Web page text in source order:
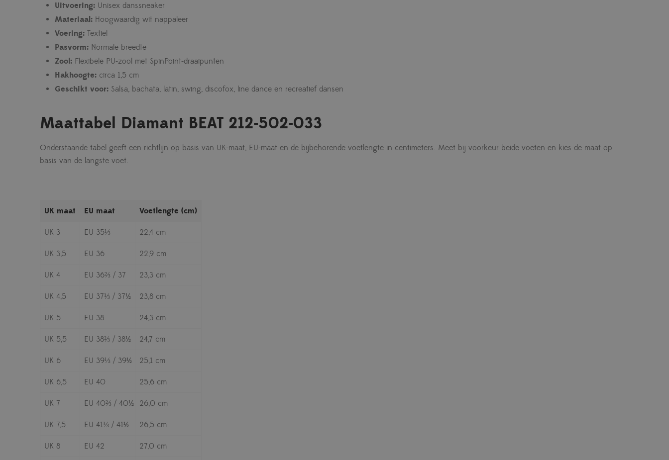
Uitvoering:Unisex danssneaker
Materiaal:Hoogwaardig wit nappaleer
Voering:Textiel
Pasvorm:Normale breedte
Zool:Flexibele PU-zool met SpinPoint-draaipunten
Hakhoogte:circa 1,5 cm
Geschikt voor:Salsa, bachata, latin, swing, discofox, line dance en recreatief dansen
Maattabel Diamant BEAT 212-502-033
Onderstaande tabel geeft een richtlijn op basis van UK-maat, EU-maat en de bijbehorende voetlengte in centimeters. Meet bij voorkeur beide voeten en kies de maat op
basis van de langste voet.
UK maat EU maat Voetlengte (cm)
UK 3 EU 35⅓ 22,4 cm
UK 3,5 EU 36 22,9 cm
UK 4 EU 36⅔ / 37 23,3 cm
UK 4,5 EU 37⅓ / 37½ 23,8 cm
UK 5 EU 38 24,3 cm
UK 5,5 EU 38⅔ / 38½ 24,7 cm
UK 6 EU 39⅓ / 39½ 25,1 cm
UK 6,5 EU 40 25,6 cm
UK 7 EU 40⅔ / 40½ 26,0 cm
UK 7,5 EU 41⅓ / 41½ 26,5 cm
UK 8 EU 42 27,0 cm